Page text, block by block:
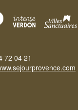
72 04 21